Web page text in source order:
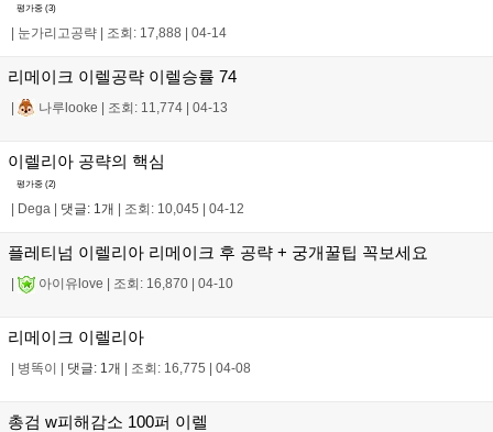
평가중 (3)
| 눈가리고공략 | 조회: 17,888 | 04-14
리메이크 이렐공략 이렐승률 74
| 나루looke | 조회: 11,774 | 04-13
이렐리아 공략의 핵심
평가중 (2)
Dega 댓글: 1개 조회: 10,045 04-12
플레티넘 이렐리아 리메이크 후 공략 + 궁개꿀팁 꼭보세요
아이유love 조회: 16,870 04-10
리메이크 이렐리아
병똑이 댓글: 1개 조회: 16,775 04-08
총검 w피해감소 100퍼 이렐